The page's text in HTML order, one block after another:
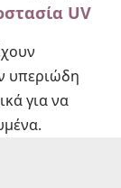
UV
υπεριώδη
για να